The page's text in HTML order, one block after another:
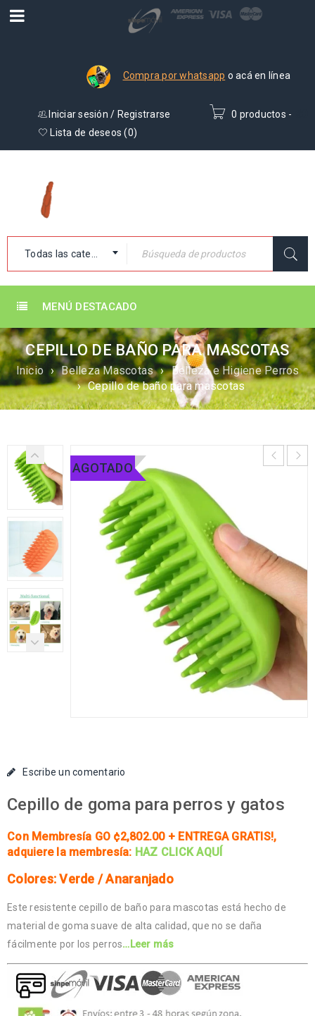
Compra por whatsapp o acá en línea
0 productos -
Iniciar sesión / Registrarse
Lista de deseos (0)
Todas las categorías
MENÚ DESTACADO
CEPILLO DE BAÑO PARA MASCOTAS
Inicio › Belleza Mascotas › Belleza e Higiene Perros
› Cepillo de baño para mascotas
AGOTADO
Escribe un comentario
Cepillo de goma para perros y gatos
Con Membresía GO ¢2,802.00 + ENTREGA GRATIS!,
adquiere la membresía: HAZ CLICK AQUÍ
Colores: Verde / Anaranjado
Este resistente cepillo de baño para mascotas está hecho de
material de goma suave de alta calidad, que no se daña
fácilmente por los perros…Leer más